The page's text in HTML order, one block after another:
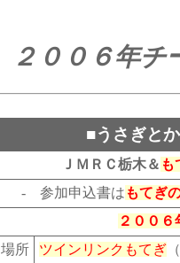
２００６年チ
■うさぎと
ＪＭＲＣ栃木＆ も
- 参加申込書は もてぎ
２００
場所
ツインリンクもてぎ